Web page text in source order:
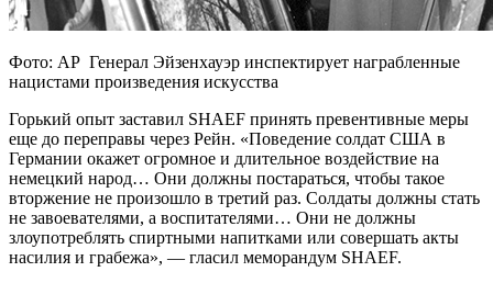
Фото: AP Генерал Эйзенхауэр инспектирует награбленные
нацистами произведения искусства
Горький опыт заставил SHAEF принять превентивные меры
еще до переправы через Рейн. «Поведение солдат США в
Германии окажет огромное и длительное воздействие на
немецкий народ… Они должны постараться, чтобы такое
вторжение не произошло в третий раз. Солдаты должны стать
не завоевателями, а воспитателями… Они не должны
злоупотреблять спиртными напитками или совершать акты
насилия и грабежа», — гласил меморандум SHAEF.